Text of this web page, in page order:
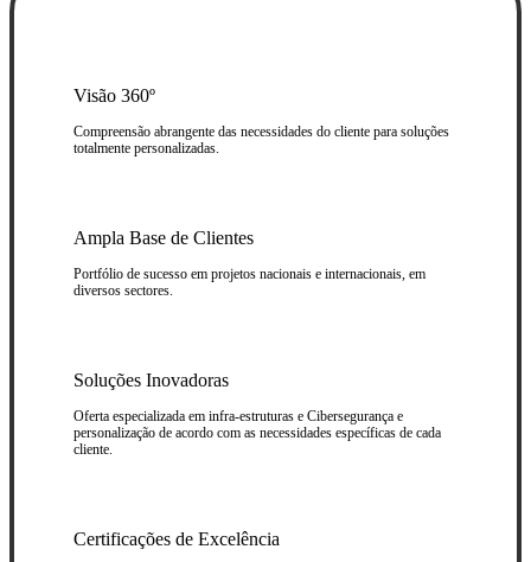
Visão 360º
Compreensão abrangente das necessidades do cliente para soluções
totalmente personalizadas.
Ampla Base de Clientes
Portfólio de sucesso em projetos nacionais e internacionais, em
diversos sectores.
Soluções Inovadoras
Oferta especializada em infra-estruturas e Cibersegurança e
personalização de acordo com as necessidades específicas de cada
cliente.
Certificações de Excelência